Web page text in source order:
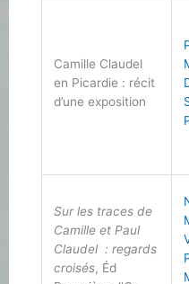
Camille Claudel
en Picardie : récit
d’une exposition
Sur les traces de
Camille et Paul
Claudel : regards
croisés, Éd